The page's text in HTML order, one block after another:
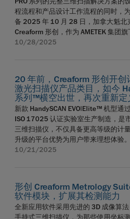
推出了基于点云的尺寸检测技术，并
量软件平台的概念，彻底变革了 3D
InnovMetric 在全球 100 个国家和/或
客户，就连全球最大的工业制造商也
作为标准 3D 计量软件平台，当前该公
融入企业制造流程的核心环节。 关于
CREAFORM 总部位于加拿大魁北克
州玛丽湖市，由 FARO 法如享誉业界
Creaform 形创创新计量解决方案业务
如创立于 1981 年，是便携式测量臂
技术领域的全球领导企业。Creaform
魁北克省莱维斯市成立，凭借手持式
术推动行业变革，主要服务于汽车、
CREAFORM 的母公司 AMETEK, Inc.
方案提供商，服务于多个尤其具有吸
额超过 75 亿美元。 faro.com
各自的优势，构建一体化组织架构，
客户与合作伙伴提供清晰、及时的信
合作伙伴关系。 关于 FARO
位于加拿大魁北克省莱维斯市及美国
企业。Creaform 形创于 2002 年在加
立，凭借手持式三维扫描与自动化检
要服务于汽车、航空航天、制造、科
人士。合并后的 FARO CREAFORM，
维护及设计团队，助力他们在全流程
现更优成果、感受更高质量的体验。
司 AMETEK, Inc. 是全球领先的工业
于多个尤其具有吸引力的利基市场，
深厚积淀，提供先进的实景采集、激
案。FARO 法如创立于 1981 年，长期
共安全领域的 3D 激光扫描与实景采
位。FARO INSIGHT 赋能团队高效采
套件直接在现场验证系统性能。该套
成，操作简单易用，可使用户： 随时进行阶段性系统检测，无
需寄回设备。 通过直观的引导式流程，自主生成性能报告。 通
过自我认证获取校准证书（非 ISO 17025 认
险，保障设备持续稳定运行。 为了更精准地满足客户需求，这
国与墨西哥新服务中心、性能检测套
更多信息，请联系我们的团队。
造未来的空间计量技术方面，
经验，尤其擅长运用技术前沿的三维
量目标。凭借种类齐全的硬件和软件
赋能用户通过 3D 扫描、逆向工程、质
开发和 MRO 亲身体验实时地创新。
下，来自汽车、航空航天、制造、重
经销商组成的网络，业务遍及超过 85
司能够与客户建立关系并提供高质量
母公司 AMETEK, Inc. 是全球技术领
场 3D 数据采集，借助并行处理技术缩
列将质量控制与检测环节无缝接入生
中或面对复杂表面，仍能实现连续测
果：提升生产效率、优化产品品质、
mm (0.0009 in)，速率为 300 万次/
0.015 mm (0.0006 in)。所有测量指
2634 第 3 部分及 ISO 10360 标准的
ISO/IEC 17025:2017 认证的实验室完
检测与数据处理并行化进行，该套件
程，彻底消除数据处理导致的设备停
率。 可拆式安装板：该套件与叉车兼
测量单元外预装载部件与夹具，实现
位部件与夹具，减少设置误差并提升
套件：该套件包含连接工具，便于
CUBE-R 进行远程故障排查，实现快
护导致的停机时间。 钣金专用解决方
资产所有者做出科学决策。 该解决方案的核心是 HandySCAN
3D|EVO 系列™ — Creaform 迄今为止
扫描仪。EVO Series™ 配备内置触摸
时可直接就地操作，简单直观，不仅
赖，还大幅提升工作流程效率。得益
件让无线连接成为可能，帮助用户摆
杂或不安全环境，轻松扫描物体。 内置 1200 万像素高分辨率
相机，可提供清晰精准的视觉记录，
实时操作引导，还能在无需外接相机
用生成高质量报告并确保全程可追溯
Suite 搭配使用时，该系列扫描仪可一
全面简化从数据采集到报告生成的每一个环节
Integrity Suite™ 包含为重点行业量身定制
定有据可依的维修决策。 航空模块
评估及凹陷损伤表征设计的专用 3D 可
供进一步分析问题的全面数据支撑。
及复杂几何结构的壁厚损失进行精准
程流程和产品设计工作流程的同时，
备 2025 年 10 月 28 日，加拿大魁
Creaform 形创，作为 AMETEK 集团
式 3D 测量解决方案的全球提供商,今
扫描仪高速且高分辨率的数据采集能
软件模块的强大功能，实现从数据采
优化了逆向工程与产品开发流程。 二
凭借 HandySCAN 3D 开创了手持式自
个类目，凭借跨行业的高精度、通用
如今，HandySCAN 3D|PRO 系列再
为测量复杂形状提供了更强大、更易
既能大幅缩短中小企业的产品上市周
本。PRO 系列在北美制造，专为追求
CAD Pro 软件模块，集先进技术与人
品开发流程的同时又能确保结果真实
成为各行业专业人士寻求更快速逆向工程
和高分辨率：23 束蓝色激光线带来
10/28/2025
20 年前，Creaform 形创开
激光扫描仪产品类目，如今
系列™横空出世，再次重新定
新款 HandySCAN EVO|Elite™ 机型通
ISO 17025 认证实验室生产制造，是
三维扫描仪，不仅具备更高等级的计
升级的平台优势为用户带来理想体验
加拿大魁北克省莱维斯市
能更强大的手持式三维激光扫描解决
置触控显示屏与集成摄像头，融合增
内嵌扫描仪可视化功能，大幅提升用
Creaform 形创凭借其初代原创的
10/21/2025
形创 Creaform Metrology
软件模块，扩展其检测能力
全新应用软件采用先进的 3D 成像算